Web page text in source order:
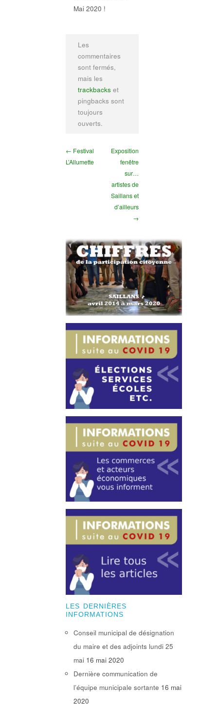
Mai 2020 !
Les
commentaires
sont fermés,
mais les
trackbacks et
pingbacks sont
toujours
ouverts.
← Festival
L’Allumette
Exposition
fenêtre
sur…
artistes de
Saillans et
d’ailleurs
→
LES DERNIÈRES
INFORMATIONS
Conseil municipal de désignation
du maire et des adjoints lundi 25
mai 16 mai 2020
Dernière communication de
l’équipe municipale sortante 16 mai
2020